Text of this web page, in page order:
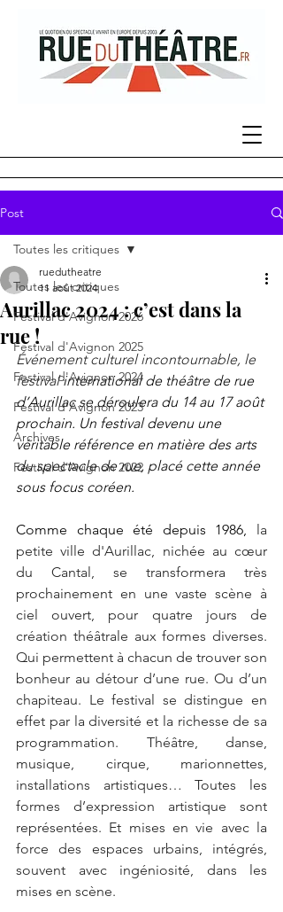
Post
Toutes les critiques
Festival d'Avignon 2026
Festival d'Avignon 2025
Festival d'Avignon 2024
Festival d'Avignon 2023
Archives
Festival d'Avignon 2022
Toutes les critiques
Aurillac 2024 : c’est dans la
rue !
ruedutheatre
11 août 2024
Événement culturel incontournable, le
festival international de théâtre de rue
d’Aurillac se déroulera du 14 au 17 août
prochain. Un festival devenu une
véritable référence en matière des arts
du spectacle de rue, placé cette année
sous focus coréen.
Comme chaque été depuis 1986, la
petite ville d'Aurillac, nichée au cœur
du Cantal, se transformera très
prochainement en une vaste scène à
ciel ouvert, pour quatre jours de
création théâtrale aux formes diverses.
Qui permettent à chacun de trouver son
bonheur au détour d’une rue. Ou d’un
chapiteau. Le festival se distingue en
effet par la diversité et la richesse de sa
programmation. Théâtre, danse,
musique, cirque, marionnettes,
installations artistiques… Toutes les
formes d’expression artistique sont
représentées. Et mises en vie avec la
force des espaces urbains, intégrés,
souvent avec ingéniosité, dans les
mises en scène.